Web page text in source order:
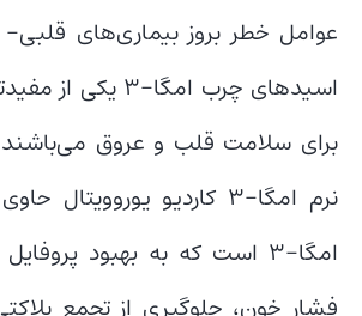
عوامل خطر بروز بیماری‌های
اسیدهای چرب امگا-
برای سلامت قلب و عروق
نرم امگا-3 کاردیو
امگا-3 است که به بهبود